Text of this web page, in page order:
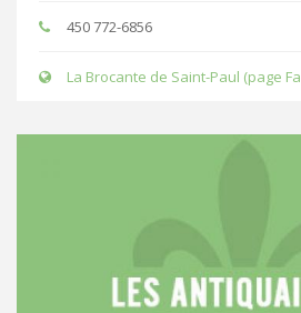
450 772-6856
La Brocante de Saint-Paul (page